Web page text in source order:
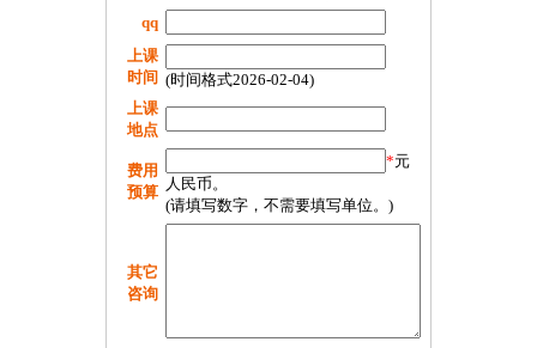
qq
上课
时间 (时间格式2026-02-04)
上课
地点
费用
预算
*元
人民币。
(请填写数字，不需要填写单位。)
其它
咨询